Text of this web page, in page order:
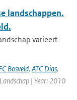
landschappen.
varieert
Bosveld, ATC Dias,
| Year: 2010